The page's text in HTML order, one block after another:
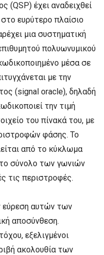
(QSP) έχει αναδειχθεί
ευρύτερο πλαίσιο
μια συστηματική
πολυωνυμικού
μέσα σε
με την
(signal oracle), δηλαδή
την τιμή
του πίνακά του, με
φάσης. Το
από το κύκλωμα
σύνολο των γωνιών
τις περιστροφές.
εύρεση αυτών των
αποσύνθεση.
εξελιγμένοι
ακολουθία των